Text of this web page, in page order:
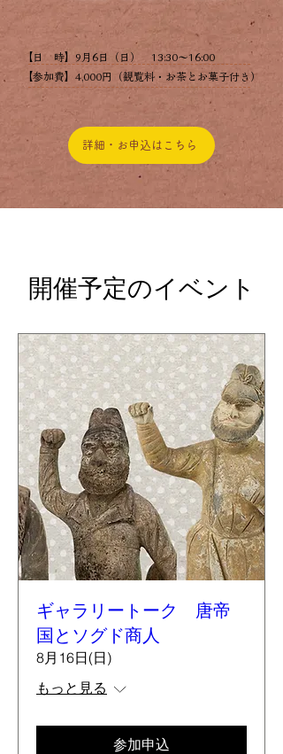
【日 時】​9月6日（日） 13:30～16:00
​【参加費】4,000円（観覧料・お茶とお菓子付き）
詳細・お申込はこちら
開催予定のイベント
ギャラリートーク 唐帝
国とソグド商人
8月16日(日)
もっと見る
参加申込